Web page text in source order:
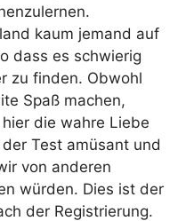
kaum jemand auf
dass es schwierig
zu finden. Obwohl
Spaß machen,
die wahre Liebe
Test amüsant und
von anderen
würden. Dies ist der
der Registrierung.